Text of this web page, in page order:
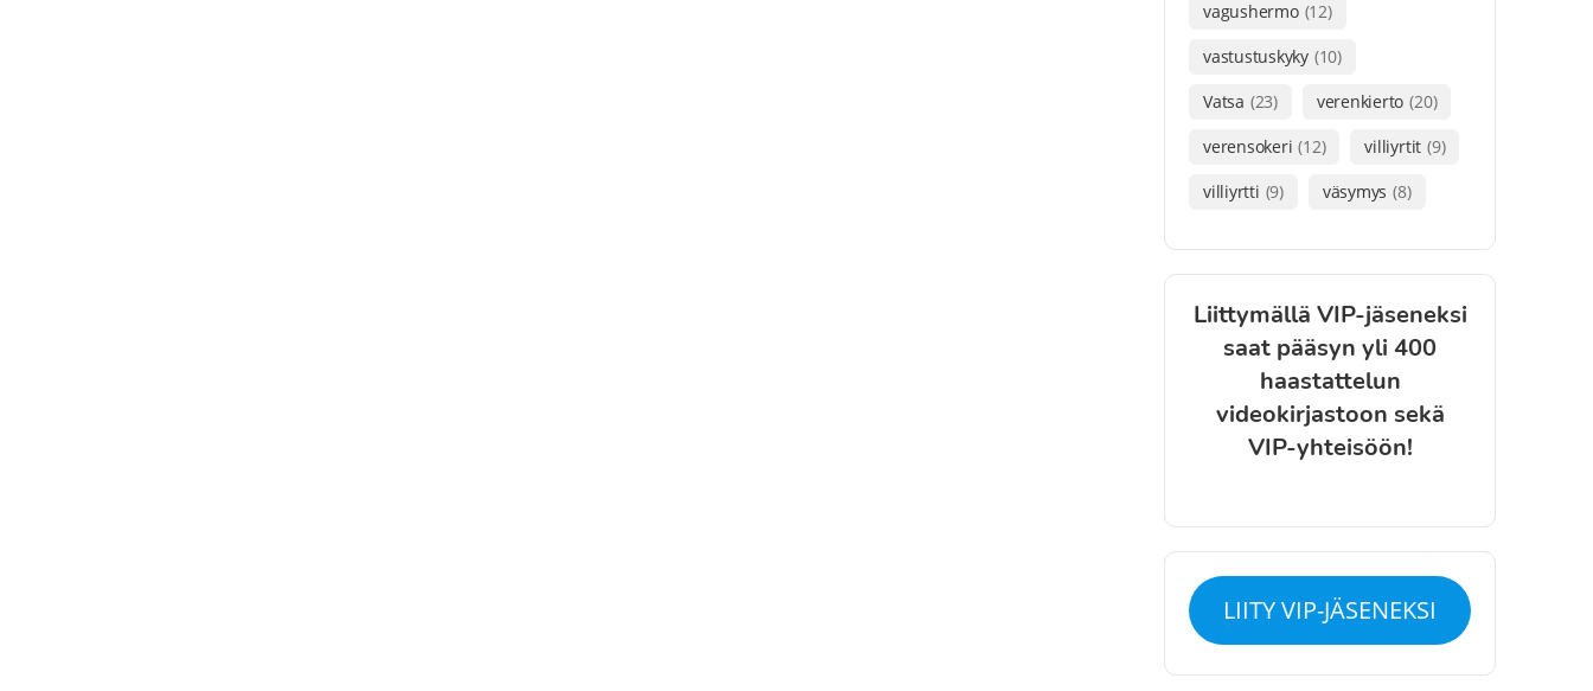
vagushermo (12)
vastustuskyky (10)
Vatsa (23) verenkierto (20)
verensokeri (12) villiyrtit (9)
villiyrtti (9) väsymys (8)
Liittymällä VIP-jäseneksi
saat pääsyn yli 400
haastattelun
videokirjastoon sekä
VIP-yhteisöön!
LIITY VIP-JÄSENEKSI